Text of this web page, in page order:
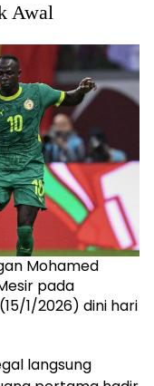
Awal
Mohamed
pada
1/2026) dini hari
langsung